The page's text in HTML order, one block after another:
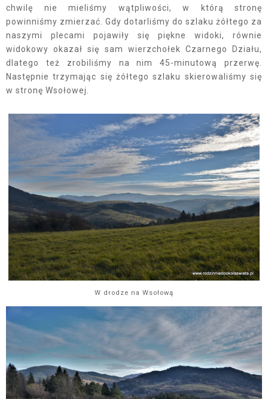
chwilę nie mieliśmy wątpliwości, w którą stronę
powinniśmy zmierzać. Gdy dotarliśmy do szlaku żółtego za
naszymi plecami pojawiły się piękne widoki, równie
widokowy okazał się sam wierzchołek Czarnego Działu,
dlatego też zrobiliśmy na nim 45-minutową przerwę.
Następnie trzymając się żółtego szlaku skierowaliśmy się
w stronę Wsołowej.
W drodze na Wsołową